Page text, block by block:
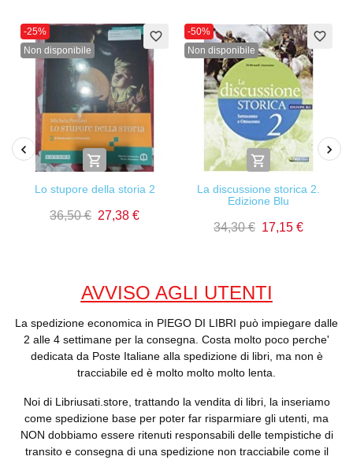
favorite_border
-25%
Non disponibile

Lo stupore della storia 2
36,50 € 27,38 €
favorite_border
-50%
Non disponibile

La discussione storica 2.
Edizione Blu
34,30 € 17,15 €
AVVISO AGLI UTENTI
La spedizione economica in PIEGO DI LIBRI può impiegare dalle
2 alle 4 settimane per la consegna. Costa molto poco perche'
dedicata da Poste Italiane alla spedizione di libri, ma non è
tracciabile ed è molto molto molto lenta.
Noi di Libriusati.store, trattando la vendita di libri, la inseriamo
come spedizione base per poter far risparmiare gli utenti, ma
NON dobbiamo essere ritenuti responsabili delle tempistiche di
transito e consegna di una spedizione non tracciabile come il